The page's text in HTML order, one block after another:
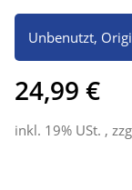
Unbenutzt,
24,99 €
inkl. 19% USt. ,